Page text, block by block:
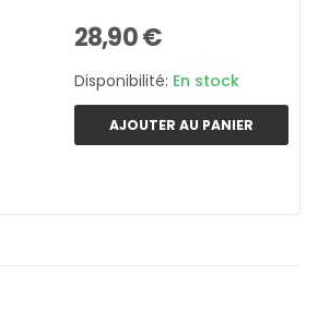
28,90 €
Disponibilité: En stock
AJOUTER AU PANIER